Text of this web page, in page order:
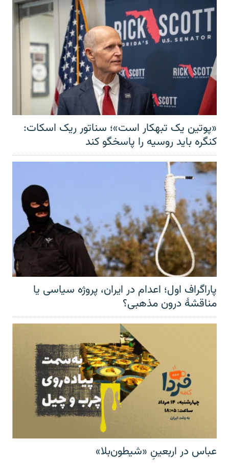
«پوتین یک تبهکار است»؛ سناتور ریک اسکات:
کنگره باید روسیه را پاسخگو کند
پاراگراف اول؛ اعدام در ایران، پروژه سیاسی یا
مناقشهٔ درون مذهبی؟
عباس در اربعینِ «شیطون‌بلا»